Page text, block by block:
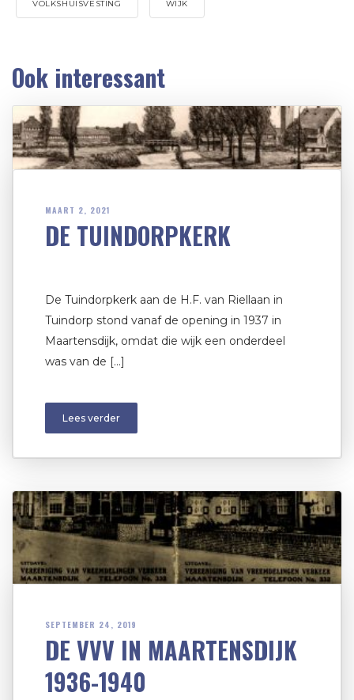
VOLKSHUISVESTING WIJK
Ook interessant
MAART 2, 2021
DE TUINDORPKERK
De Tuindorpkerk aan de H.F. van Riellaan in
Tuindorp stond vanaf de opening in 1937 in
Maartensdijk, omdat die wijk een onderdeel
was van de […]
Lees verder
SEPTEMBER 24, 2019
DE VVV IN MAARTENSDIJK
1936-1940